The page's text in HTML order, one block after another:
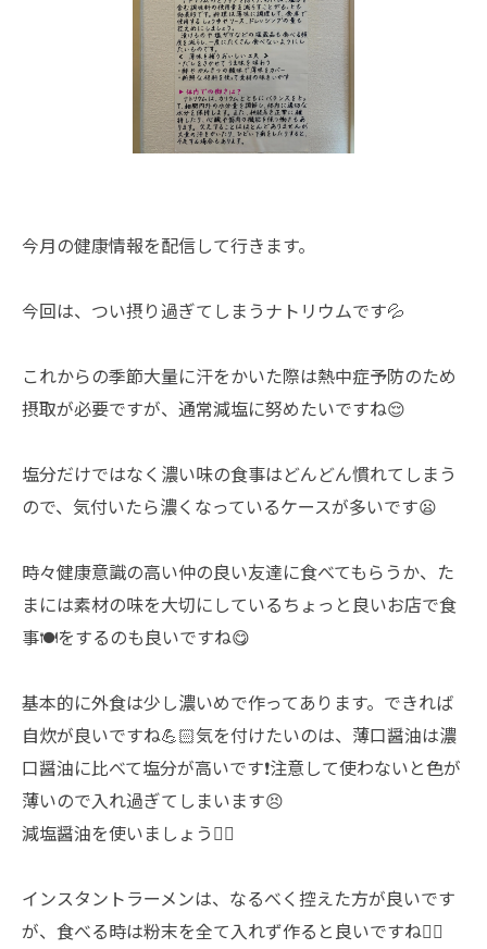
今月の健康情報を配信して行きます。
今回は、つい摂り過ぎてしまうナトリウムです💦
これからの季節大量に汗をかいた際は熱中症予防のため
摂取が必要ですが、通常減塩に努めたいですね😌
塩分だけではなく濃い味の食事はどんどん慣れてしまう
ので、気付いたら濃くなっているケースが多いです😦
時々健康意識の高い仲の良い友達に食べてもらうか、た
まには素材の味を大切にしているちょっと良いお店で食
事🍽️をするのも良いですね😋
基本的に外食は少し濃いめで作ってあります。できれば
自炊が良いですね💪🏻気を付けたいのは、薄口醤油は濃
口醤油に比べて塩分が高いです❗️注意して使わないと色が
薄いので入れ過ぎてしまいます😣
減塩醤油を使いましょう👍🏼
インスタントラーメンは、なるべく控えた方が良いです
が、食べる時は粉末を全て入れず作ると良いですね👌🏼